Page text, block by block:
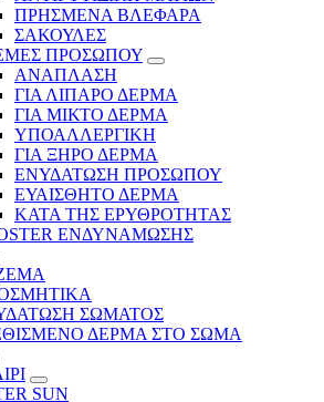
ΠΡΗΣΜΕΝΑ ΒΛΕΦΑΡΑ
ΣΑΚΟΥΛΕΣ
ΠΡΟΣΩΠΟΥ
ΑΝΑΠΛΑΣΗ
ΓΙΑ ΛΙΠΑΡΟ ΔΕΡΜΑ
ΓΙΑ ΜΙΚΤΟ ΔΕΡΜΑ
ΥΠΟΑΛΛΕΡΓΙΚΗ
ΓΙΑ ΞΗΡΟ ΔΕΡΜΑ
ΕΝΥΔΑΤΩΣΗ ΠΡΟΣΩΠΟΥ
ΕΥΑΙΣΘΗΤΟ ΔΕΡΜΑ
ΚΑΤΑ ΤΗΣ ΕΡΥΘΡΟΤΗΤΑΣ
ΕΝΔΥΝΑΜΩΣΗΣ
ΣΩΜΑΤΟΣ
ΔΕΡΜΑ ΣΤΟ ΣΩΜΑ
SUN